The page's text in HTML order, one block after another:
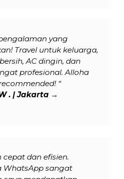
yang
Travel untuk keluarga,
AC dingin, dan
profesional. Alloha
“
. | Jakarta →
cepat dan efisien.
WhatsApp sangat